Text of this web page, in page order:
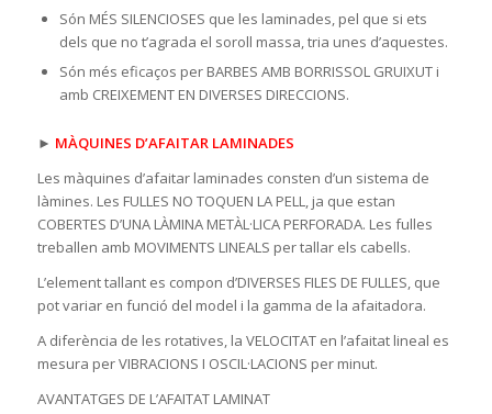
Són MÉS SILENCIOSES que les laminades, pel que si ets
dels que no t’agrada el soroll massa, tria unes d’aquestes.
Són més eficaços per BARBES AMB BORRISSOL GRUIXUT i
amb CREIXEMENT EN DIVERSES DIRECCIONS.
► MÀQUINES D’AFAITAR LAMINADES
Les màquines d’afaitar laminades consten d’un sistema de
làmines. Les FULLES NO TOQUEN LA PELL, ja que estan
COBERTES D’UNA LÀMINA METÀL·LICA PERFORADA. Les fulles
treballen amb MOVIMENTS LINEALS per tallar els cabells.
L’element tallant es compon d’DIVERSES FILES DE FULLES, que
pot variar en funció del model i la gamma de la afaitadora.
A diferència de les rotatives, la VELOCITAT en l’afaitat lineal es
mesura per VIBRACIONS I OSCIL·LACIONS per minut.
AVANTATGES DE L’AFAITAT LAMINAT